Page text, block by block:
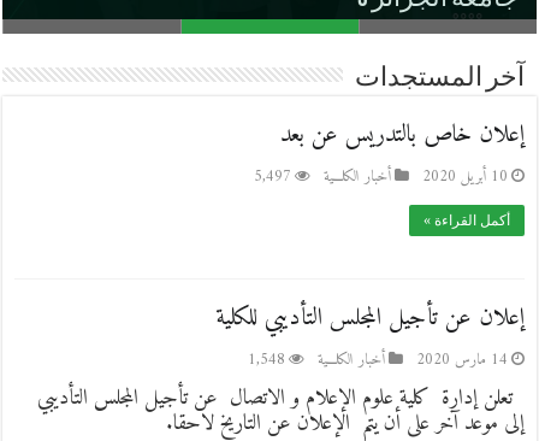
آخر المستجدات
إعلان خاص بالتدريس عن بعد
10 أبريل 2020 أخبار الكلـــية 5,497
أكمل القراءة »
إعلان عن تأجيل المجلس التأديبي للكلية
14 مارس 2020 أخبار الكلـــية 1,548
تعلن إدارة كلية علوم الإعلام و الاتصال عن تأجيل المجلس التأديبي
إلى موعد آخر على أن يتم الإعلان عن التاريخ لاحقا.